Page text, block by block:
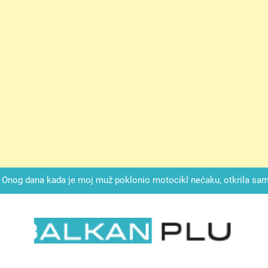
Onog dana kada je moj muž poklonio motocikl nećaku, otkrila
SAM ČAŠU: BIO JE SIN ŽENE ZA KOJU SU
mi je svekrva čupala infuziju i šaptala da umrem kako bi se
nije znala da je ispod zavoja ostao gumb koji je snimao svaku